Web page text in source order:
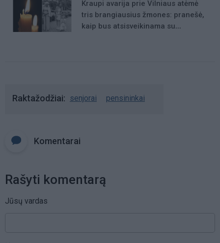
Kraupi avarija prie Vilniaus atėmė
tris brangiausius žmones: pranešė,
kaip bus atsisveikinama su
Raktažodžiai senjorai pensininkai
Komentarai
Rašyti komentarą
Jūsų vardas